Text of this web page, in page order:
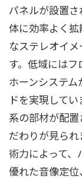
パネルが設置
体に効率よく
なステレオイ
す。低域には
ホーンシステ
ドを実現して
系の部材が配
だわりが見ら
術力によって、
優れた音像定